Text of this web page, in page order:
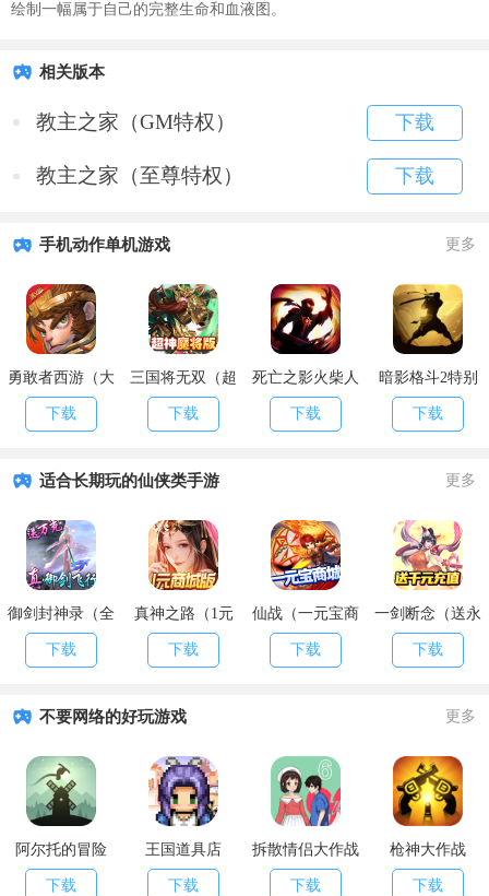
绘制一幅属于自己的完整生命和血液图。
相关版本
教主之家（GM特权） 下载
教主之家（至尊特权） 下载
手机动作单机游戏 更多
勇敢者西游（大
乱斗）
下载
三国将无双（超
神魔将版）
下载
死亡之影火柴人
格斗
下载
暗影格斗2特别
版
下载
适合长期玩的仙侠类手游 更多
御剑封神录（全
民送万充）
下载
真神之路（1元
商城特权）
下载
仙战（一元宝商
城）
下载
一剑断念（送永
抽永充）
下载
不要网络的好玩游戏 更多
阿尔托的冒险
下载
王国道具店
下载
拆散情侣大作战
6
下载
枪神大作战
下载